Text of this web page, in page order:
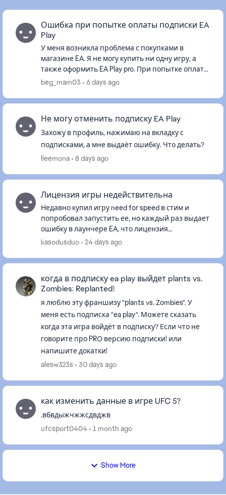
Ошибка при попытке оплаты подписки EA
Play
У меня возникла проблема с покупками в
магазине EA. Я не могу купить ни одну игру, а
также оформить EA Play pro. При попытке оплаты
банковской картой появляется ошибка: “We
beg_mam03 6 days ago
Не могу отменить подписку EA Play
Захожу в профиль, нажимаю на вкладку с
подписками, а мне выдаёт ошибку. Что делать?
lieemona
8 days ago
Лицензия игры недействительна
Недавно купил игру need for speed в стим и
попробовал запустить ее, но каждый раз выдает
ошибку в лаунчере EA, что лицензия
недействительна. Я перепробовал все способы:
kasodusduo 24 days ago
когда в подписку ea play выйдет plants vs.
Zombies: Replanted!
я люблю эту франшизу "plants vs. Zombies". У
меня есть подписка "ea play". Можете сказать
когда эта игра войдёт в подписку? Если что не
говорите про PRO версию подписки! или
напишите докатки!
alesw323s
30 days ago
как изменить данные в игре UFC 5?
.вбвдыжчжжсдвджв
ufcsport0404
1 month ago
Show More